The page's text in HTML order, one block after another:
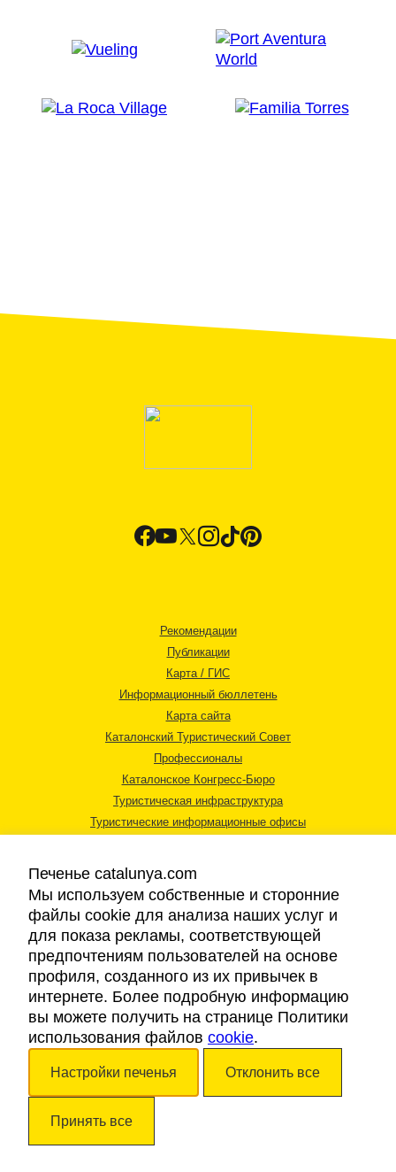
Рекомендации
Публикации
Карта / ГИС
Информационный бюллетень
Карта сайта
Каталонский Туристический Совет
Профессионалы
Каталонское Конгресс-Бюро
Туристическая инфраструктура
Туристические информационные офисы
Правовая информация
Cookies
Доступность
Авторские права © 2026. Каталонский Туристический Совет. Все права
Печенье catalunya.com
Мы используем собственные и сторонние
файлы cookie для анализа наших услуг и
для показа рекламы, соответствующей
предпочтениям пользователей на основе
профиля, созданного из их привычек в
интернете. Более подробную информацию
вы можете получить на странице Политики
использования файлов cookie.
Настройки печенья Отклонить все
Принять все